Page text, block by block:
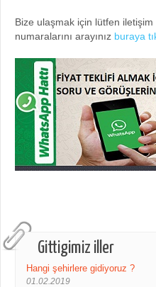
Gittigimiz iller
Hangi şehirlere gidiyoruz ?
01.02.2019
Bize ulaşmak için lütfen iletişim
numaralarını arayınız buraya